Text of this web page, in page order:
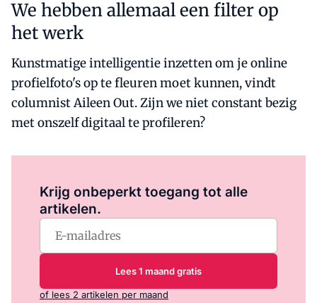
We hebben allemaal een filter op
het werk
Kunstmatige intelligentie inzetten om je online
profielfoto's op te fleuren moet kunnen, vindt
columnist Aileen Out. Zijn we niet constant bezig
met onszelf digitaal te profileren?
Krijg onbeperkt toegang tot alle
artikelen.
Lees 1 maand gratis
of lees 2 artikelen per maand